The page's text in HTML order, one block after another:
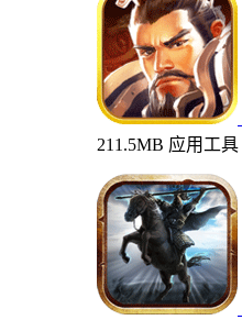
211.5MB 应用工具